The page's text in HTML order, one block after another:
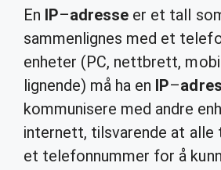
En IP–adresse er et tall
sammenlignes med et
enheter (PC, nettbrett,
lignende) må ha en IP–
kommunisere med andre
internett, tilsvarende at alle
et telefonnummer for å